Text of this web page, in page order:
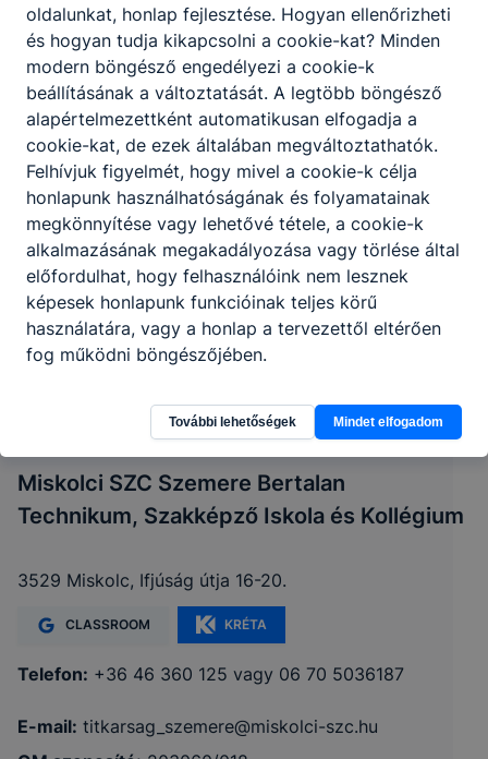
Miskolci SZC Szemere Bertalan
Technikum, Szakképző Iskola és Kollégium
3529 Miskolc, Ifjúság útja 16-20.
CLASSROOM KRÉTA
Telefon: +36 46 360 125 vagy 06 70 5036187
E-mail: titkarsag_szemere@miskolci-szc.hu
oldalunkat, honlap fejlesztése. Hogyan ellenőrizheti
és hogyan tudja kikapcsolni a cookie-kat? Minden
modern böngésző engedélyezi a cookie-k
beállításának a változtatását. A legtöbb böngésző
alapértelmezettként automatikusan elfogadja a
cookie-kat, de ezek általában megváltoztathatók.
Felhívjuk figyelmét, hogy mivel a cookie-k célja
honlapunk használhatóságának és folyamatainak
megkönnyítése vagy lehetővé tétele, a cookie-k
alkalmazásának megakadályozása vagy törlése által
előfordulhat, hogy felhasználóink nem lesznek
képesek honlapunk funkcióinak teljes körű
használatára, vagy a honlap a tervezettől eltérően
fog működni böngészőjében.
További lehetőségek Mindet elfogadom